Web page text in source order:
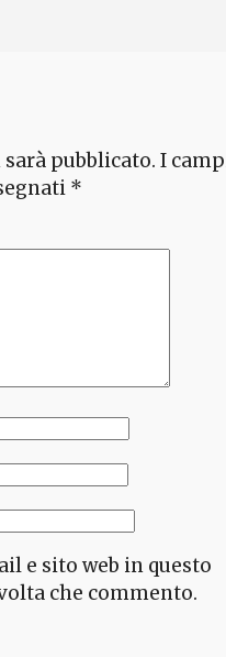
pubblicato. I
*
e sito web in questo
che commento.